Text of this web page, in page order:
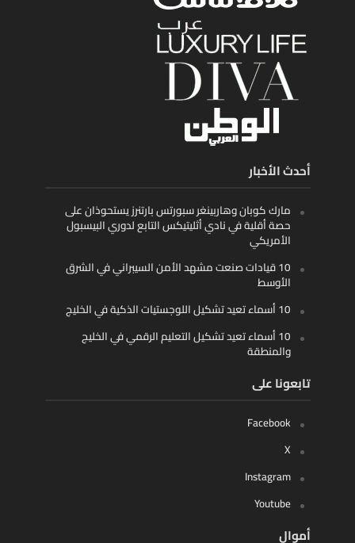
أحدث الأخبار
مارك كوبان وهاربينغر سبورتس بارتنرز يستحوذان على
حصة أقلية في نادي أثليتيكس التابع لدوري البيسبول
الأمريكي
10 قيادات صنعت مشهد الأمن السيبراني في الشرق
الأوسط
10 أسماء تعيد تشكيل اللوجستيات الذكية في الخليج
10 أسماء تعيد تشكيل التعليم الرقمي في الخليج
والمنطقة
تابعونا على
Facebook
X
Instagram
Youtube
أموال